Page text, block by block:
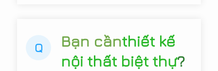
Q Bạn cầnthiết kế
nội thất biệt thự?